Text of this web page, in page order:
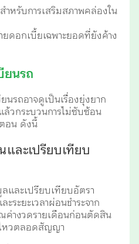
ำหรับการเสริมสภาพคล่องใน
อกเบี้ยเฉพาะยอดที่ยังค้าง
ยนรถ
นรถอาจดูเป็นเรื่องยุ่งยาก
วกระบวนการไม่ซับซ้อน
อน ดังนี้
และเปรียบเทียบ
และเปรียบเทียบอัตรา
ระยะเวลาผ่อนชำระจาก
างวดรายเดือนก่อนตัดสิน
ไหวตลอดสัญญา